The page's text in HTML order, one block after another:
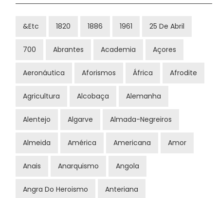
&etc 1820 1886 1961 25 De Abril
700 Abrantes Academia Açores
Aeronáutica Aforismos África Afrodite
Agricultura Alcobaça Alemanha
Alentejo Algarve Almada-Negreiros
Almeida América Americana Amor
Anais Anarquismo Angola
Angra Do Heroismo Anteriana